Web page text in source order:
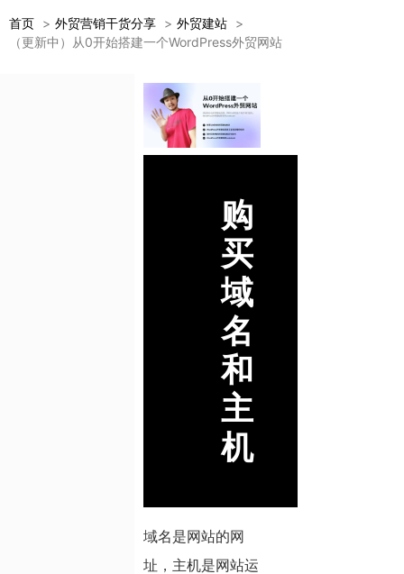
首页 外贸营销干货分享
外贸建站
（更新中）从0开始搭建一个WordPress外贸网站
购
买
域
名
和
主
机
域名是网站的网
址，主机是网站运